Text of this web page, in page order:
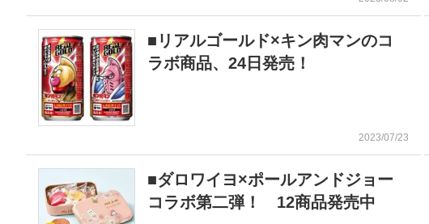
■リアルゴールド×キン肉マンのコ
ラボ商品、24日発売！
2023/07/23
■ダロワイヨ×ポールアンドジョー
コラボ第二弾！ 12商品発売中